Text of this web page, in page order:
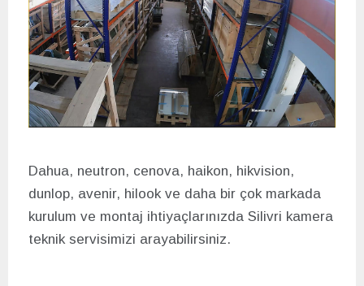
Dahua, neutron, cenova, haikon, hikvision,
dunlop, avenir, hilook ve daha bir çok markada
kurulum ve montaj ihtiyaçlarınızda Silivri kamera
teknik servisimizi arayabilirsiniz.